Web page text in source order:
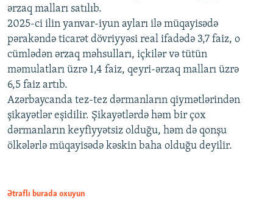
ərzaq malları satılıb.
2025-ci ilin yanvar-iyun ayları ilə müqayisədə
pərakəndə ticarət dövriyyəsi real ifadədə 3,7 faiz, o
cümlədən ərzaq məhsulları, içkilər və tütün
məmulatları üzrə 1,4 faiz, qeyri-ərzaq malları üzrə
6,5 faiz artıb.
Azərbaycanda tez-tez dərmanların qiymətlərindən
şikayətlər eşidilir. Şikayətlərdə həm bir çox
dərmanların keyfiyyətsiz olduğu, həm də qonşu
ölkələrlə müqayisədə kəskin baha olduğu deyilir.
Ətraflı burada oxuyun